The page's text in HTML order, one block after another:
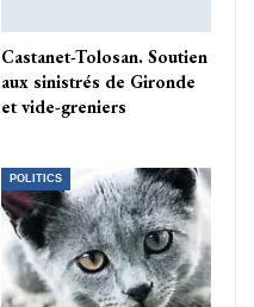
Castanet-Tolosan. Soutien
aux sinistrés de Gironde
et vide-greniers
POLITICS